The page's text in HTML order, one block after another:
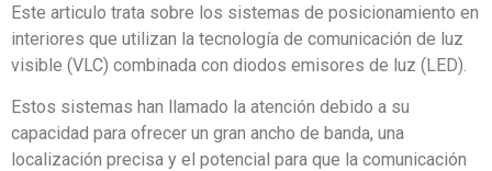
Este articulo trata sobre los sistemas de posicionamiento en
interiores que utilizan la tecnología de comunicación de luz
visible (VLC) combinada con diodos emisores de luz (LED).
Estos sistemas han llamado la atención debido a su
capacidad para ofrecer un gran ancho de banda, una
localización precisa y el potencial para que la comunicación